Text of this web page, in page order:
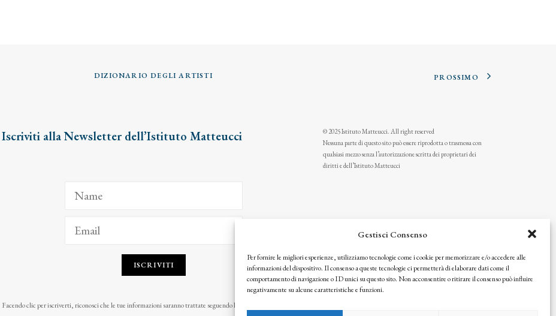
Gestisci Consenso
Per fornire le migliori esperienze, utilizziamo tecnologie come i cookie per memorizzare e/o accedere alle
informazioni del dispositivo. Il consenso a queste tecnologie ci permetterà di elaborare dati come il
comportamento di navigazione o ID unici su questo sito. Non acconsentire o ritirare il consenso può influire
negativamente su alcune caratteristiche e funzioni.
DIZIONARIO DEGLI ARTISTI PROSSIMO
Iscriviti alla Newsletter dell’Istituto Matteucci
ISCRIVITI
Facendo clic per iscriverti, riconosci che le tue informazioni saranno trattate seguendo la nostra
© 2025 Istituto Matteucci. All right reserved
Nessuna parte di questo sito può essere riprodotta o trasmessa con
qualsiasi mezzo senza l’autorizzazione scritta dei proprietari dei
diritti e dell’Istituto Matteucci